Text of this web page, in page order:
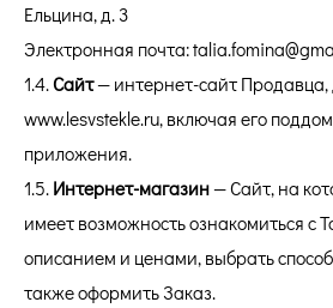
Ельцина, д. 3
Электронная почта:
1.4.Сайт— интернет-сайт Продавца,
www.lesvstekle.ru, включая его
приложения.
1.5. Интернет-магазин— Сайт, на
имеет возможность ознакомиться с
описанием и ценами, выбрать
также оформить Заказ.